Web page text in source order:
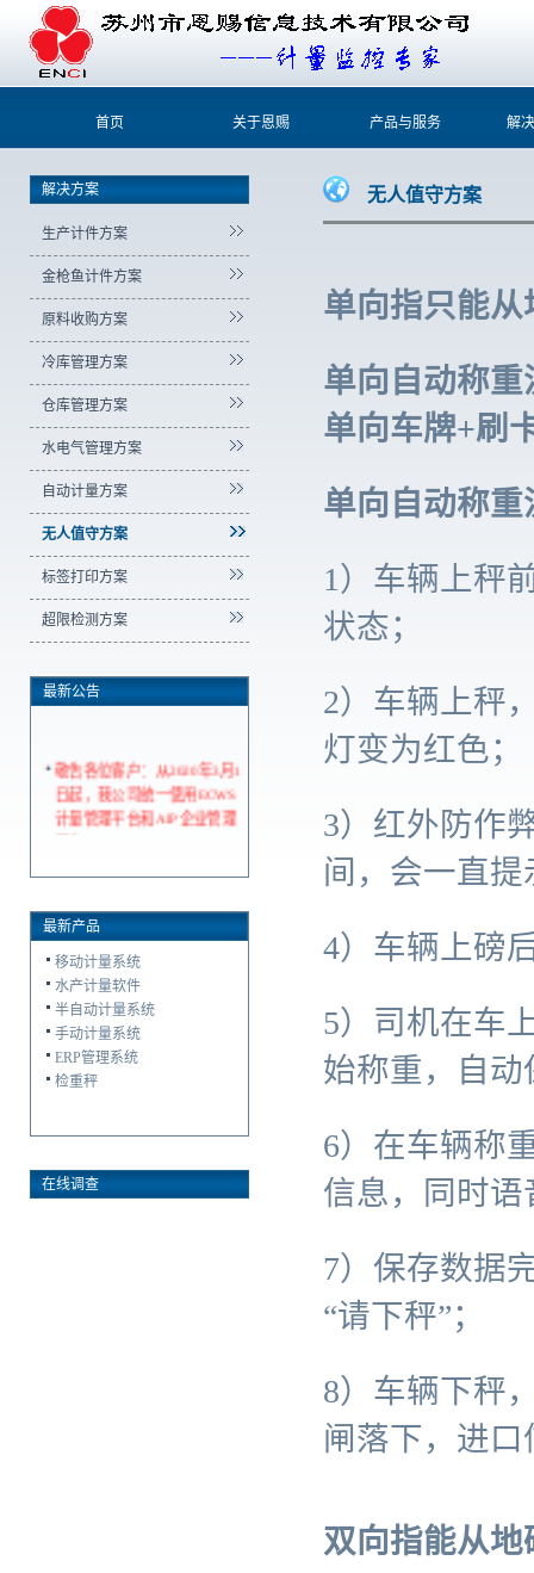
首页 关于恩赐 产品与服务 解
解决方案
生产计件方案
金枪鱼计件方案
原料收购方案
冷库管理方案
仓库管理方案
水电气管理方案
自动计量方案
无人值守方案
标签打印方案
超限检测方案
最新公告
敬告各位客户：从2020年3月1
日起，我公司统一使用ECWS
计量管理平台和AIP企业管理
平台
最新产品
移动计量系统
水产计量软件
半自动计量系统
手动计量系统
ERP管理系统
检重秤
在线调查
无人值守方案
单向指只能
单向自动称
单向车牌+刷
单向自动称重
1）车辆上秤
状态；
2）车辆上秤
灯变为红色；
3）红外防作
间，会一直提
4）车辆上磅
5）司机在车
始称重，自
6）在车辆称
信息，同时
7）保存数据
“请下秤”；
8）车辆下秤
闸落下，进
双向指能从